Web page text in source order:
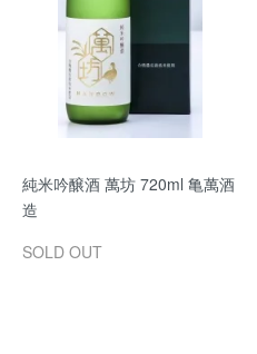
純米吟醸酒 萬坊 720ml 亀萬酒
造
SOLD OUT